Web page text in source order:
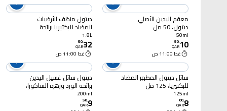
معقم اليدين الأصلي
ديتول، 50 مل
50ml
10
.
50
QAR
غدا 11:00 ص
ديتول منظف الأرضيات
المضاد للبكتيريا برائحة
التفاح الأخضر، 1.8 لتر1.8L
32
.
50
QAR
غدا 11:00 ص
سائل ديتول المطهر المضاد
للبكتيريا، 125 مل
125ml
8
.
00
QAR
ديتول سائل غسيل اليدين
برائحة الورد وزهرة الساكورا،
200 مل
200ml
9
.
50
QAR